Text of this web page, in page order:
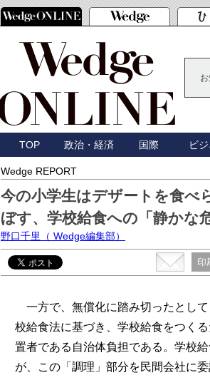
TOP 政治・経済 国際 ビ
Wedge REPORT
今の小学生はデザートを食べ
ぼす、学校給食への「静かな
野口千里 （ Wedge編集部）
印
一方で、無償化に踏み切ったとし
校給食法に基づき、学校給食をつく
置者である自治体負担である。学校
が、この「調理」部分を民間会社に